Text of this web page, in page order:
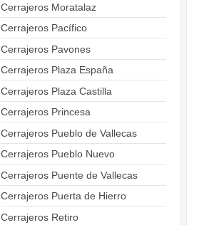
Cerrajeros Moratalaz
Cerrajeros Pacífico
Cerrajeros Pavones
Cerrajeros Plaza España
Cerrajeros Plaza Castilla
Cerrajeros Princesa
Cerrajeros Pueblo de Vallecas
Cerrajeros Pueblo Nuevo
Cerrajeros Puente de Vallecas
Cerrajeros Puerta de Hierro
Cerrajeros Retiro